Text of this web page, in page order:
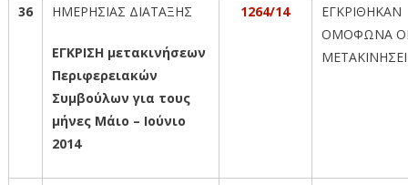
36 ΗΜΕΡΗΣΙΑΣ ΔΙΑΤΑΞΗΣ
ΕΓΚΡΙΣΗ μετακινήσεων
Περιφερειακών
Συμβούλων για τους
μήνες Μάιο – Ιούνιο
2014
1264/14
ΕΓΚΡΙΘΗΚΑΝ
ΟΜΟΦΩΝΑ